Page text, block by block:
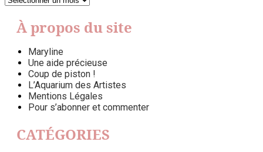
BAZENNE
(ARCHIVES)
À propos du site
Maryline
Une aide précieuse
Coup de piston !
L’Aquarium des Artistes
Mentions Légales
Pour s’abonner et commenter
CATÉGORIES